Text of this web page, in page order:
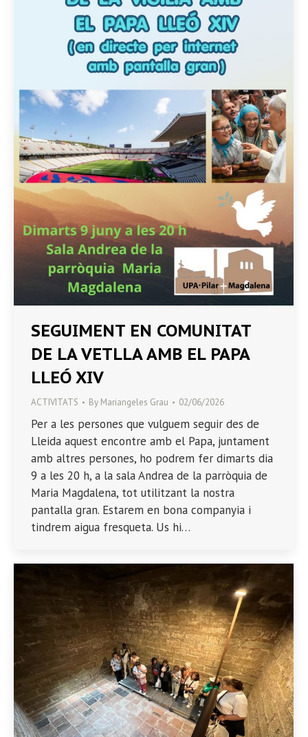
SEGUIMENT EN COMUNITAT
DE LA VETLLA AMB EL PAPA
LLEÓ XIV
ACTIVITATS By Mariangeles Grau 02/06/2026
Per a les persones que vulguem seguir des de
Lleida aquest encontre amb el Papa, juntament
amb altres persones, ho podrem fer dimarts dia
9 a les 20 h, a la sala Andrea de la parròquia de
Maria Magdalena, tot utilitzant la nostra
pantalla gran. Estarem en bona companyia i
tindrem aigua fresqueta. Us hi…